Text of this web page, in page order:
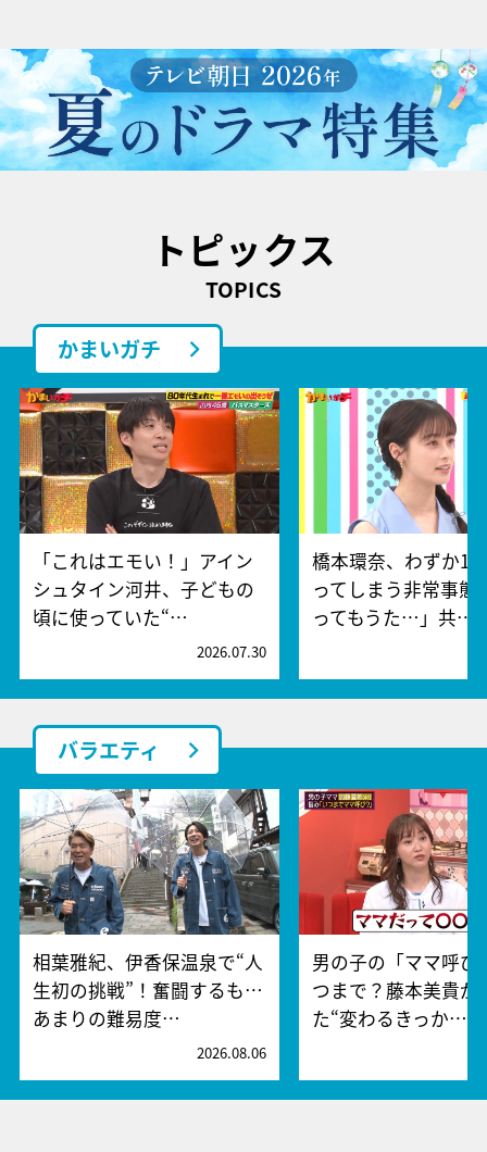
トピックス
TOPICS
かまいガチ
「これはエモい！」アイン
シュタイン河井、子どもの
頃に使っていた“…
2026.07.30
橋本環奈、わずか15
ってしまう非常事
ってもうた…」共…
バラエティ
相葉雅紀、伊香保温泉で“人
生初の挑戦”！奮闘するも…
あまりの難易度…
2026.08.06
男の子の「ママ呼び
つまで？藤本美貴が
た“変わるきっか…